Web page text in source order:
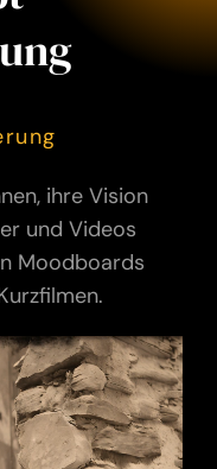
ihre Vision
und Videos
Moodboards